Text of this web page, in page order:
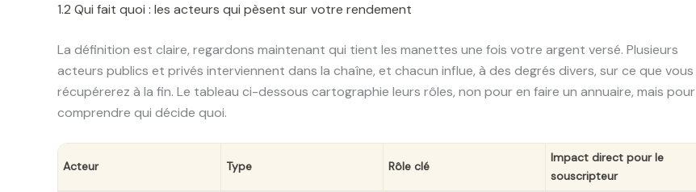
1.2 Qui fait quoi : les acteurs qui pèsent sur votre rendement
La définition est claire, regardons maintenant qui tient les manettes une fois votre argent versé. Plusieurs
acteurs publics et privés interviennent dans la chaîne, et chacun influe, à des degrés divers, sur ce que vous
récupérerez à la fin. Le tableau ci-dessous cartographie leurs rôles, non pour en faire un annuaire, mais pour
comprendre qui décide quoi.
Acteur Type Rôle clé
Impact direct pour le
souscripteur